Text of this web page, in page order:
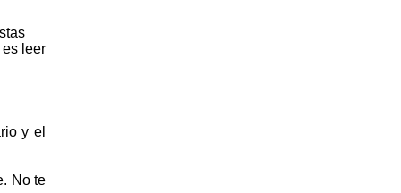
leer
y el
No te